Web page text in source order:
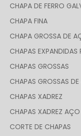
CHAPA DE FERRO
CHAPA FINA
CHAPA GROSSA DE
CHAPAS EXPANDIDAS
CHAPAS GROSSAS
CHAPAS GROSSAS
CHAPAS XADREZ
CHAPAS XADREZ
CORTE DE CHAPAS